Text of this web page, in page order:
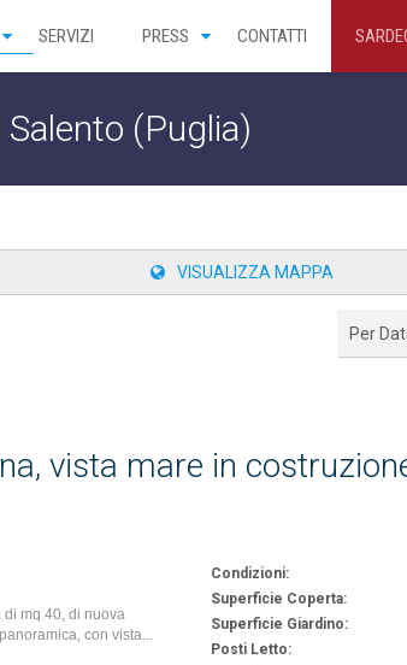
SERVIZI PRESS CONTATTI
(Puglia)
VISUALIZZA MAPPA
Per
vista mare in
di mq 40, di nuova
con vista...
Condizioni:
Superficie Coperta:
Superficie Giardino:
Posti Letto: